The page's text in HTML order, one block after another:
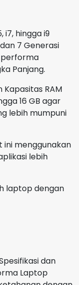
i7, hingga i9
7 Generasi
Panjang.
RAM
16 GB agar
lebih mumpuni
menggunakan
lebih
laptop dengan
dan
Laptop